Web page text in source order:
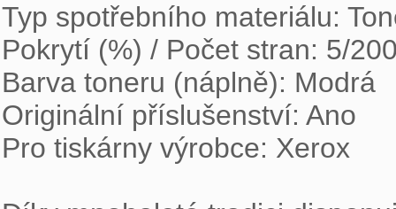
Typ spotřebního materiálu:
Pokrytí (%) / Počet stran: 5/
Barva toneru (náplně): Modrá
Originální příslušenství: Ano
Pro tiskárny výrobce: Xerox